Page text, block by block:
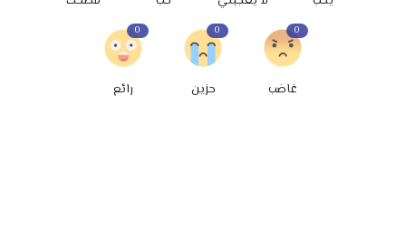
غاضب
0
حزين
0
رائع
0